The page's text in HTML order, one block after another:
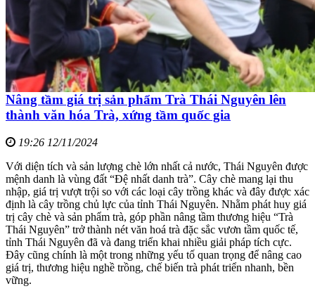
Nâng tầm giá trị sản phẩm Trà Thái Nguyên lên
thành văn hóa Trà, xứng tầm quốc gia
19:26 12/11/2024
Với diện tích và sản lượng chè lớn nhất cả nước, Thái Nguyên được
mệnh danh là vùng đất “Đệ nhất danh trà”. Cây chè mang lại thu
nhập, giá trị vượt trội so với các loại cây trồng khác và đây được xác
định là cây trồng chủ lực của tỉnh Thái Nguyên. Nhằm phát huy giá
trị cây chè và sản phẩm trà, góp phần nâng tầm thương hiệu “Trà
Thái Nguyên” trở thành nét văn hoá trà đặc sắc vươn tầm quốc tế,
tỉnh Thái Nguyên đã và đang triển khai nhiều giải pháp tích cực.
Đây cũng chính là một trong những yếu tố quan trọng để nâng cao
giá trị, thương hiệu nghề trồng, chế biến trà phát triển nhanh, bền
vững.